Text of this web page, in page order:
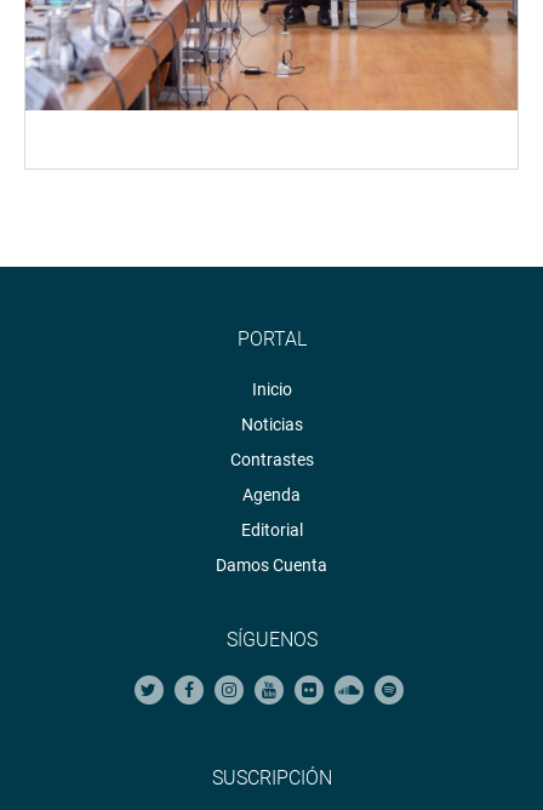
PORTAL
Inicio
Noticias
Contrastes
Agenda
Editorial
Damos Cuenta
SÍGUENOS
SUSCRIPCIÓN